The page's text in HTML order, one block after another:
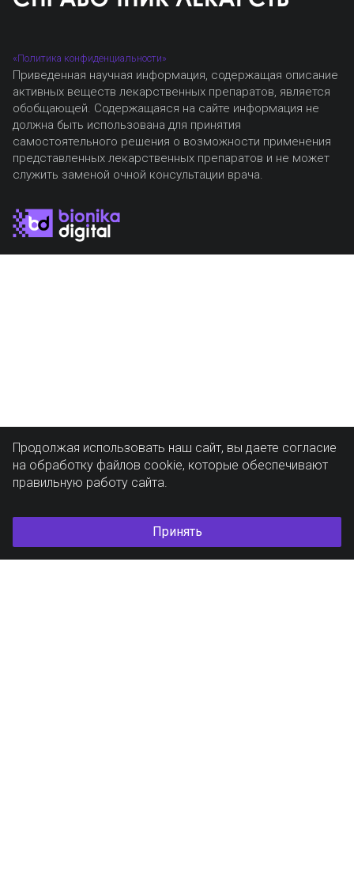
«Политика конфиденциальности»
Приведенная научная информация, содержащая описание
активных веществ лекарственных препаратов, является
обобщающей. Содержащаяся на сайте информация не
должна быть использована для принятия
самостоятельного решения о возможности применения
представленных лекарственных препаратов и не может
служить заменой очной консультации врача.
Продолжая использовать наш сайт, вы даете согласие
на обработку файлов cookie, которые обеспечивают
правильную работу сайта.
Принять